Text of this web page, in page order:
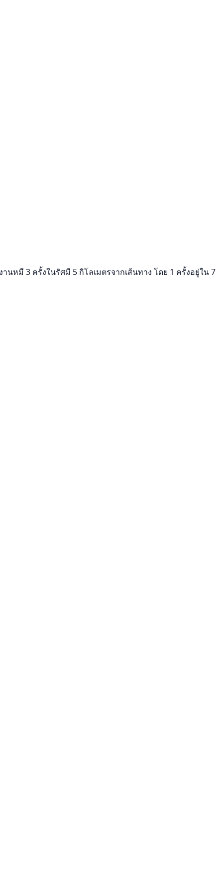
หมี 3 ครั้งในรัศมี 5 กิโลเมตรจากเส้นทาง โดย 1 ครั้งอยู่ใน 7